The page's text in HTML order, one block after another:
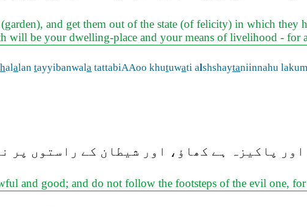
and get them out of the state (of felicity) in which they
will be your dwelling-place and your means of livelihood - for
halalan tayyibanwala tattabiAAoo khutuwati alshshaytaniinnahu lakum
پاکیزہ ہے کھاؤ، اور شیطان کے راستوں پر
and good; and do not follow the footsteps of the evil one,